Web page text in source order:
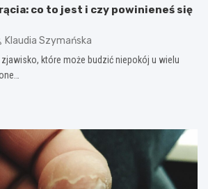
co to jest i czy powinieneś się
Klaudia Szymańska
które może budzić niepokój u wielu